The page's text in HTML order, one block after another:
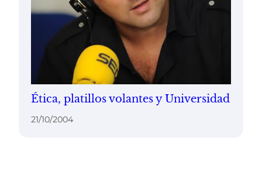
Ética, platillos volantes y Universidad
21/10/2004